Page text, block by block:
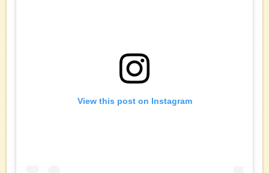
View this post on Instagram